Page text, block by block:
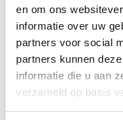
en om ons
informatie over uw
partners voor social
partners kunnen
informatie die u aan
verzameld op basis
Nummer stickers